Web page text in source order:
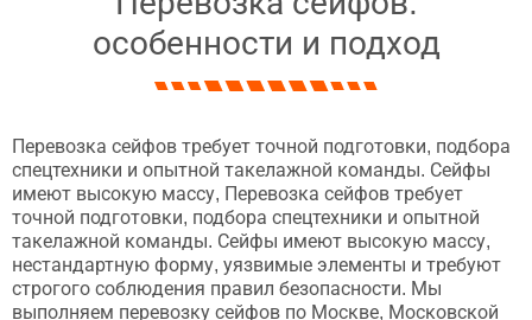
особенности и подход
Перевозка сейфов требует точной подготовки, подбора
спецтехники и опытной такелажной команды. Сейфы
имеют высокую массу, Перевозка сейфов требует
точной подготовки, подбора спецтехники и опытной
такелажной команды. Сейфы имеют высокую массу,
нестандартную форму, уязвимые элементы и требуют
строгого соблюдения правил безопасности. Мы
выполняем перевозку сейфов по Москве, Московской